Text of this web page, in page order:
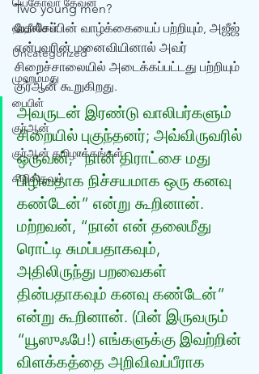
ஹதீஸ்கள்
Uncategorized
முஹம்மது
பைபிள்
குர்‍ஆன்
குர்‍ஆன் தமிழாக்கங்கள்
கிறிஸ்தவம்
Two young men?
யோசேப்பின் வாழ்க்கையைப் பற்றியும், அஜீஜ்
என்பவரின் மனைவியினால் அவர்
சிறைச்சாலையில் அடைக்கப்பட்டது பற்றியும்
குர்ஆன் கூறுகிறது.
அவருடன் இரண்டு வாலிபர்களும்
சிறையில் புகுந்தனர்; அவ்விருவரில்
ஒருவன், “நான் திராட்சை மது
பிழிவதாக நிச்சயமாக ஒரு கனவு
கண்டேன்” என்று கூறினான்.
மற்றவன், “நான் என் தலைமீது
ரொட்டி சுமப்பதாகவும்,
அதிலிருந்து பறவைகள்
தின்பதாகவும் கனவு கண்டேன்”
என்று கூறினான். (பின் இருவரும்
“யூஸுஃபே!) எங்களுக்கு இவற்றின்
விளக்கத்தை அறிவிவப்பீராக